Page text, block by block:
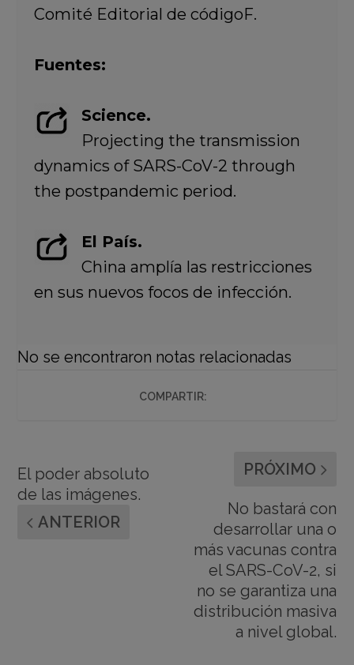
Comité Editorial de códigoF.
Fuentes:
Science.
Projecting the transmission
dynamics of SARS-CoV-2 through
the postpandemic period.
El País.
China amplía las restricciones
en sus nuevos focos de infección.
No se encontraron notas relacionadas
COMPARTIR:
El poder absoluto
de las imágenes.
ANTERIOR
PRÓXIMO
No bastará con
desarrollar una o
más vacunas contra
el SARS-CoV-2, si
no se garantiza una
distribución masiva
a nivel global.